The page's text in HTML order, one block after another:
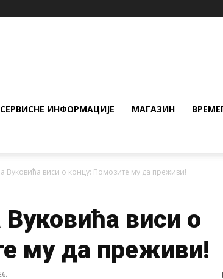
СЕРВИСНЕ ИНФОРМАЦИЈЕ МАГАЗИН
Вуковића виси о концу: Помозите му да преживи!
виси о
му да преживи!